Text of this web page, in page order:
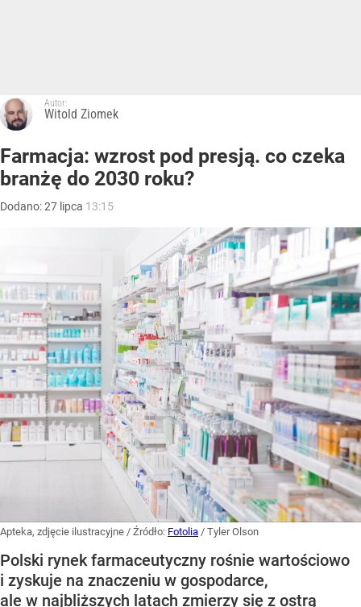
Autor:
Witold Ziomek
Farmacja: wzrost pod presją. co czeka
branżę do 2030 roku?
Dodano:27 lipca 13:15
Apteka, zdjęcie ilustracyjne / Źródło: Fotolia / Tyler Olson
Polski rynek farmaceutyczny rośnie wartościowo
i zyskuje na znaczeniu w gospodarce,
ale w najbliższych latach zmierzy się z ostrą